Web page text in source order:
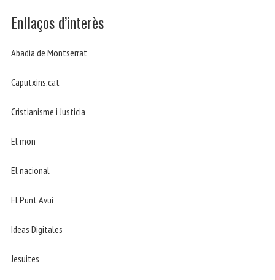
Enllaços d’interès
Abadia de Montserrat
Caputxins.cat
Cristianisme i Justicia
El mon
El nacional
El Punt Avui
Ideas Digitales
Jesuites